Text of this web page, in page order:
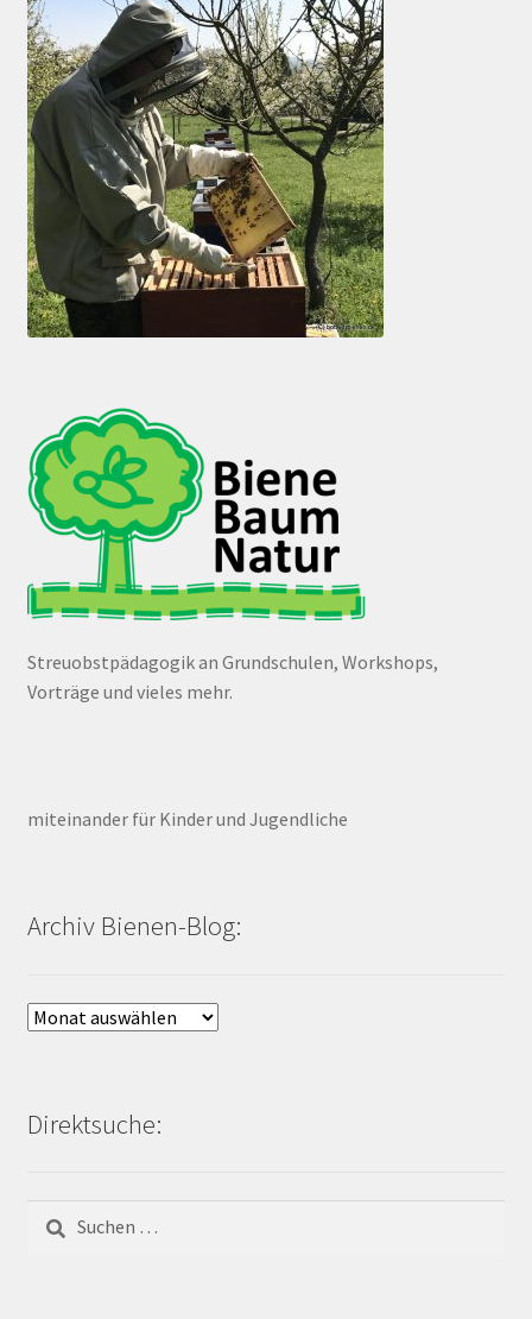
Streuobstpädagogik an Grundschulen, Workshops,
Vorträge und vieles mehr.
miteinander für Kinder und Jugendliche
Archiv Bienen-Blog:
Archiv
Direktsuche:
Suchen
nach: